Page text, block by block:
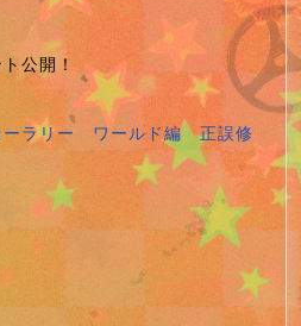
公開！
ーラリー ワールド編 正誤修